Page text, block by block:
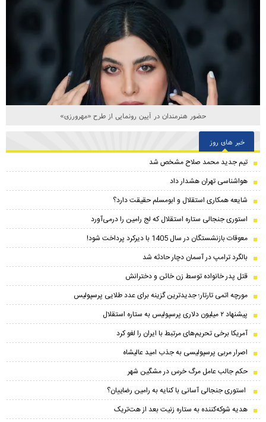
حضور هنرمندان در آیین رونمایی از طرح «مهرورزی»
خبر های روز
تیم جدید محمد صلاح مشخص شد
هواشناسی تهران هشدار داد
شایعه همکاری استقلال و ابومسلم حقیقت دارد؟
استوری جنجالی ستاره استقلال که لج رامین را درمی‌آورد
معوقات بازنشستگان در سال 1405 با دیرکرد پرداخت شود!
بالگرد ترامپ در آسمان دچار حادثه شد
قتل پدر خانواده توسط زن خائن و دخترانش
مورچه اتمی تارتار؛ جدیدترین گزینه برای عدد طلایی پرسپولیس
پیشنهاد ۲ میلیون دلاری پرسپولیس به ستاره استقلال
آمریکا برخی تحریم‌های مرتبط با ایران را لغو کرد
اصرار مربی پرسپولیسی به جذب امید عالیشاه
حکم جالب عامل مرگ خرس در مشگین‌ شهر
استوری جنجالی آسانی با کنایه به رامین رضاییان؟
هدیه شوکه‌کننده به ستاره زنیت بعد از هت‌تریک